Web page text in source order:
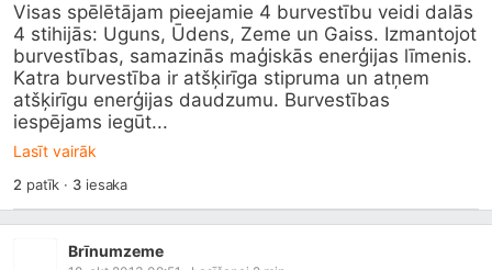
Visas spēlētājam pieejamie 4 burvestību veidi dalās
4 stihijās: Uguns, Ūdens, Zeme un Gaiss. Izmantojot
burvestības, samazinās maģiskās enerģijas līmenis.
Katra burvestība ir atšķirīga stipruma un atņem
atšķirīgu enerģijas daudzumu. Burvestības
iespējams iegūt...
Lasīt vairāk
2 patīk · 3iesaka
Brīnumzeme